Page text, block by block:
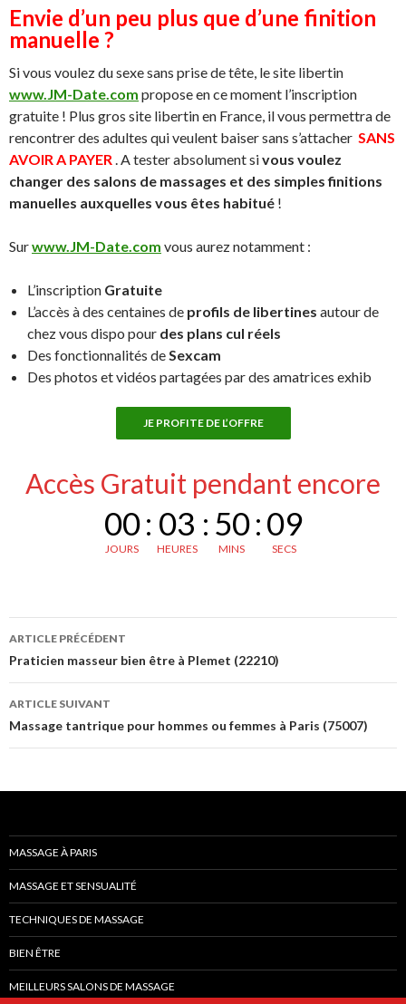
Envie d’un peu plus que d’une finition
manuelle ?
Si vous voulez du sexe sans prise de tête, le site libertin
www.JM-Date.com propose en ce moment l’inscription
gratuite ! Plus gros site libertin en France, il vous permettra de
rencontrer des adultes qui veulent baiser sans s’attacher SANS
AVOIR A PAYER. A tester absolument sivous voulez
changer des salons de massages et des simples finitions
manuelles auxquelles vous êtes habitué !
Surwww.JM-Date.com vous aurez notamment :
L’inscription Gratuite
L’accès à des centaines de profils de libertines autour de
chez vous dispo pour des plans cul réels
Des fonctionnalités deSexcam
Des photos et vidéos partagées par des amatrices exhib
JE PROFITE DE L’OFFRE
Accès Gratuit pendant encore
00
JOURS
: 03
HEURES
: 50
MINS
:08
SECS
Navigation
des
articles
ARTICLE PRÉCÉDENT
Praticien masseur bien être à Plemet (22210)
ARTICLE SUIVANT
Massage tantrique pour hommes ou femmes à Paris (75007)
MASSAGE À PARIS
MASSAGE ET SENSUALITÉ
TECHNIQUES DE MASSAGE
BIEN ÊTRE
MEILLEURS SALONS DE MASSAGE